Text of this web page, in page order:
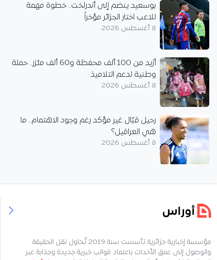
بوسعيد ينضم إلى أندرلخت.. خطوة مهمة
للاعب اختار الجزائر مؤخراً
8 أغسطس 2026
أزيد من 100 ألف محفظة و60 ألف مئزر.. حملة
وطنية لدعم التلاميذ
8 أغسطس 2026
رحيل قبّال غير مؤكد رغم وجود الاهتمام.. ما
هي العراقيل؟
8 أغسطس 2026
مؤسسة إخبارية جزائرية تأسست سنة 2019 تُحاول نقل الحقيقة
والوصول إلى عمق الأحداث باعتماد قوالب خبرية جديدة وجذابة عبر